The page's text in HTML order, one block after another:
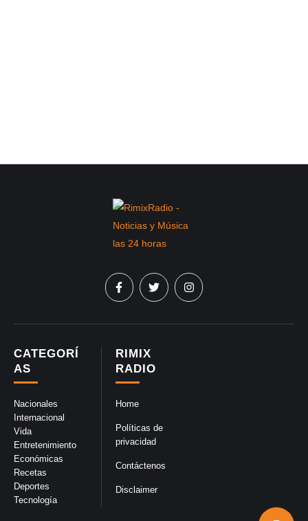
RIMIX
RADIO
Home
Políticas de
privacidad
Contáctenos
Disclaimer
CATEGORÍ
AS
Nacionales
Internacional
Vida
Entretenimiento
Económicas
Recetas
Deportes
Tecnología